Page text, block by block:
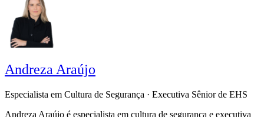
Andreza Araújo
Especialista em Cultura de Segurança · Executiva Sênior de EHS
Andreza Araújo é especialista em cultura de segurança e executiva